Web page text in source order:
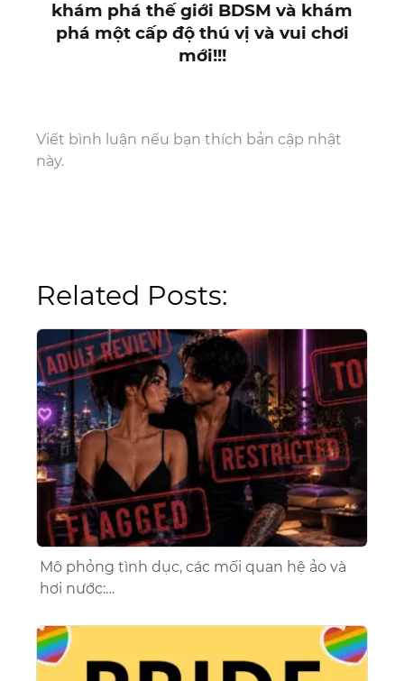
khám phá thế giới BDSM và khám
phá một cấp độ thú vị và vui chơi
mới!!!
Viết bình luận nếu bạn thích bản cập nhật
này.
Related Posts:
Mô phỏng tình dục, các mối quan hệ ảo và
hơi nước:…